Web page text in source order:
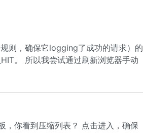
则，确保它logging了成功的请求）的
。 所以我尝试通过刷新浏览器手动
，你看到压缩列表？ 点击进入，确保